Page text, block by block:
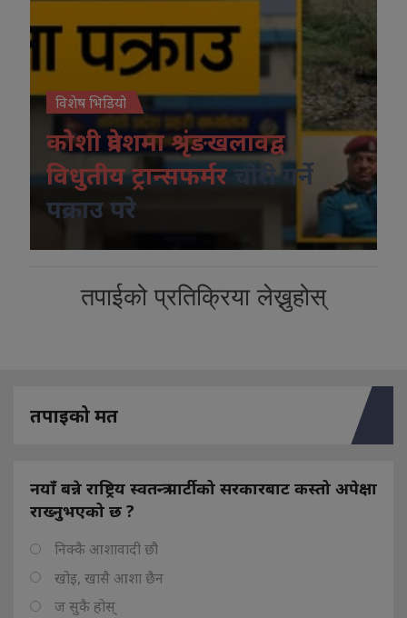
विशेष भिडियो
कोशी प्रदेशमा श्रृंङखलावद्व
विधुतीय ट्रान्सफर्मर
चोरी गर्ने
पक्राउ परे
तपाईको प्रतिक्रिया लेख्नुहोस्
तपाइको मत
नयाँ बन्ने राष्ट्रिय स्वतन्त्र पार्टीको सरकारबाट कस्तो अपेक्षा
राख्नुभएको छ ?
निक्कै आशावादी छौ
खोइ, खासै आशा छैन
ज सुकै होस्